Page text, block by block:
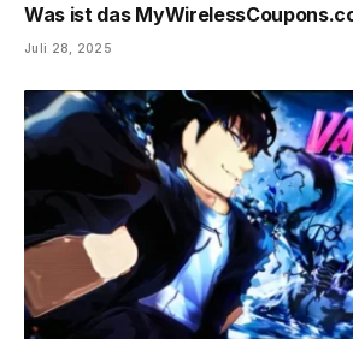
Was ist das
Juli 28, 2025